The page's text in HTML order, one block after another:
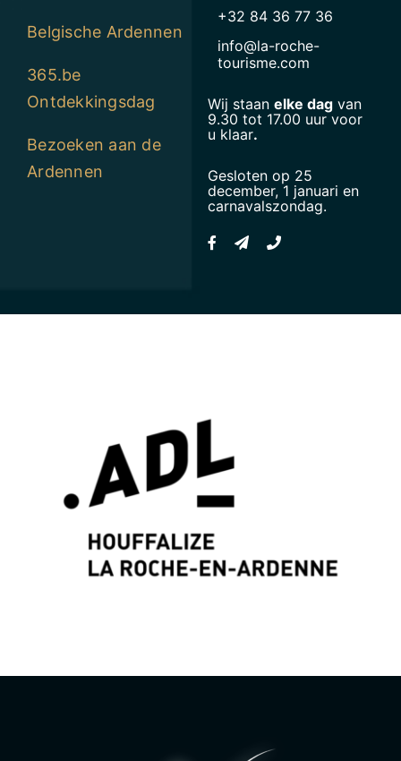
Belgische Ardennen
365.be
Ontdekkingsdag
Bezoeken aan de
Ardennen
+32 84 36 77 36
info@la-roche-
tourisme.com
Wij staan elke dagvan
9.30 tot 17.00 uur voor
u klaar.
Gesloten op 25
december, 1 januari en
carnavalszondag.